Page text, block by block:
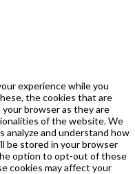
experience while you
the cookies that are
browser as they are
of the website. We
analyze and understand how
be stored in your browser
option to opt-out of these
cookies may affect your